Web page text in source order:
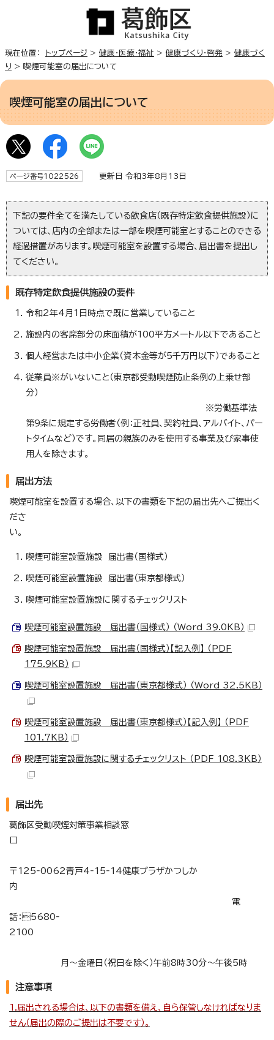
現在位置： トップページ > 健康・医療・福祉 > 健康づくり・啓発 > 健康づく
り > 喫煙可能室の届出について
喫煙可能室の届出について
ページ番号1022526 更新日 令和3年8月13日
下記の要件全てを満たしている飲食店（既存特定飲食提供施設）に
ついては、店内の全部または一部を喫煙可能室とすることのできる
経過措置があります。喫煙可能室を設置する場合、届出書を提出し
てください。
既存特定飲食提供施設の要件
令和2年4月1日時点で既に営業していること
施設内の客席部分の床面積が100平方メートル以下であること
個人経営または中小企業（資本金等が5千万円以下）であること
従業員※がいないこと（東京都受動喫煙防止条例の上乗せ部
分）
※労働基準法
第9条に規定する労働者（例：正社員、契約社員、アルバイト、パー
トタイムなど）です。同居の親族のみを使用する事業及び家事使
用人を除きます。
届出方法
喫煙可能室を設置する場合、以下の書類を下記の届出先へご提出く
ださ
い。
喫煙可能室設置施設 届出書（国様式）
喫煙可能室設置施設 届出書（東京都様式）
喫煙可能室設置施設に関するチェックリスト
喫煙可能室設置施設 届出書（国様式） （Word 39.0KB）
喫煙可能室設置施設 届出書（国様式）【記入例】 （PDF
175.9KB）
喫煙可能室設置施設 届出書（東京都様式） （Word 32.5KB）
喫煙可能室設置施設 届出書（東京都様式）【記入例】 （PDF
101.7KB）
喫煙可能室設置施設に関するチェックリスト （PDF 108.3KB）
届出先
葛飾区受動喫煙対策事業相談窓
口
〒125‐0062青戸4‐15‐14健康プラザかつしか
内
電
話：5680‐
2100
月～金曜日（祝日を除く）午前8時30分～午後5時
注意事項
1.届出される場合は、以下の書類を備え、自ら保管しなければなりま
せん（届出の際のご提出は不要です）。